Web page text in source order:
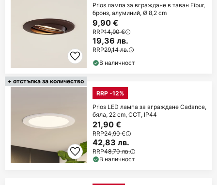
Prios лампа за вграждане в таван Fibur,
бронз, алуминий, Ø 8,2 cm
9,90 €
RRP14,90 €
19,36 лв.
RRP29,14 лв.
В наличност
+ отстъпка за количество
RRP -12%
Prios LED лампа за вграждане Cadance,
бяла, 22 cm, CCT, IP44
21,90 €
RRP24,90 €
42,83 лв.
RRP48,70 лв.
В наличност